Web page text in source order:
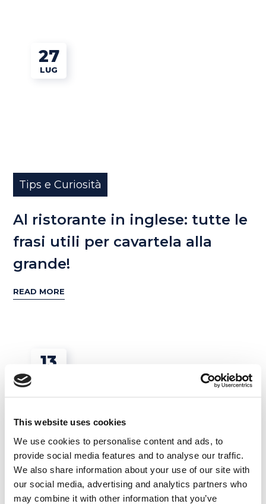
This website uses cookies
We use cookies to personalise content and ads, to
provide social media features and to analyse our traffic.
We also share information about your use of our site with
our social media, advertising and analytics partners who
may combine it with other information that you’ve
27
LUG
Tips e Curiosità
Al ristorante in inglese: tutte le
frasi utili per cavartela alla
grande!
READ MORE
13